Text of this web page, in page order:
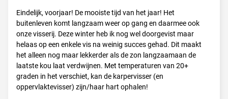
Eindelijk, voorjaar! De mooiste tijd van het jaar! Het
buitenleven komt langzaam weer op gang en daarmee ook
onze visserij. Deze winter heb ik nog wel doorgevist maar
helaas op een enkele vis na weinig succes gehad. Dit maakt
het alleen nog maar lekkerder als de zon langzaamaan de
laatste kou laat verdwijnen. Met temperaturen van 20+
graden in het verschiet, kan de karpervisser (en
oppervlaktevisser) zijn/haar hart ophalen!